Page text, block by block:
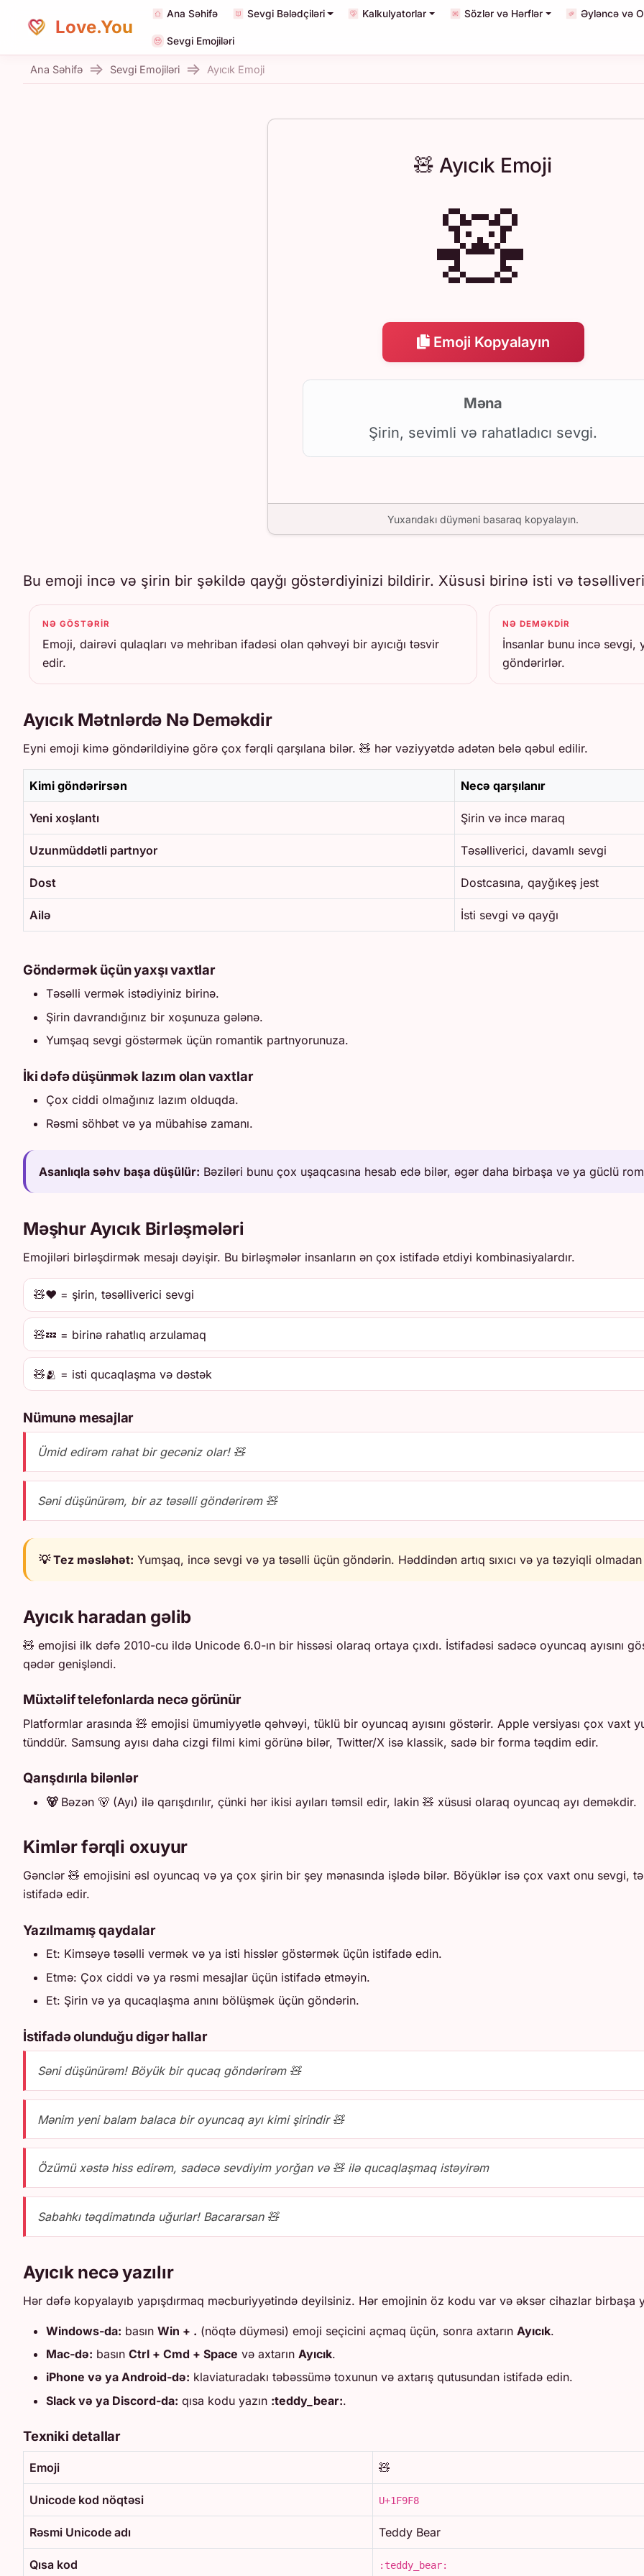
Love.You
Ana Səhifə Sevgi Bələdçiləri Kalkulyatorlar Sözlər və Hərflər Əyləncə və
Sevgi Emojiləri
Ana Səhifə Sevgi Emojiləri Ayıcık Emoji
🧸 Ayıcık Emoji
🧸
Emoji Kopyalayın
Məna
Şirin, sevimli və rahatladıcı sevgi.
Yuxarıdakı düyməni basaraq kopyalayın.
Bu emoji incə və şirin bir şəkildə qayğı göstərdiyinizi bildirir. Xüsusi birinə isti və
NƏ GÖSTƏRIR
Emoji, dairəvi qulaqları və mehriban ifadəsi olan qəhvəyi bir ayıcığı təsvir
edir.
NƏ DEMƏKDIR
İnsanlar bunu incə sevgi,
göndərirlər.
Ayıcık Mətnlərdə Nə Deməkdir
Eyni emoji kimə göndərildiyinə görə çox fərqli qarşılana bilər. 🧸 hər vəziyyətdə adətən belə qəbul edilir.
Kimi göndərirsən Necə qarşılanır
Yeni xoşlantı Şirin və incə maraq
Uzunmüddətli partnyor Təsəlliverici, davamlı sevgi
Dost Dostcasına, qayğıkeş jest
Ailə İsti sevgi və qayğı
Göndərmək üçün yaxşı vaxtlar
Təsəlli vermək istədiyiniz birinə.
Şirin davrandığınız bir xoşunuza gələnə.
Yumşaq sevgi göstərmək üçün romantik partnyorunuza.
İki dəfə düşünmək lazım olan vaxtlar
Çox ciddi olmağınız lazım olduqda.
Rəsmi söhbət və ya mübahisə zamanı.
Asanlıqla səhv başa düşülür: Bəziləri bunu çox uşaqcasına hesab edə bilər, əgər daha birbaşa və ya güclü
Məşhur Ayıcık Birləşmələri
Emojiləri birləşdirmək mesajı dəyişir. Bu birləşmələr insanların ən çox istifadə etdiyi kombinasiyalardır.
🧸❤️ = şirin, təsəlliverici sevgi
🧸💤 = birinə rahatlıq arzulamaq
🧸🫂 = isti qucaqlaşma və dəstək
Nümunə mesajlar
Ümid edirəm rahat bir gecəniz olar! 🧸
Səni düşünürəm, bir az təsəlli göndərirəm 🧸
💡 Tez məsləhət: Yumşaq, incə sevgi və ya təsəlli üçün göndərin. Həddindən artıq sıxıcı və ya təzyiqli
Ayıcık haradan gəlib
🧸 emojisi ilk dəfə 2010-cu ildə Unicode 6.0-ın bir hissəsi olaraq ortaya çıxdı. İstifadəsi sadəcə oyuncaq ayısını
qədər genişləndi.
Müxtəlif telefonlarda necə görünür
Platformlar arasında 🧸 emojisi ümumiyyətlə qəhvəyi, tüklü bir oyuncaq ayısını göstərir. Apple versiyası çox
tünddür. Samsung ayısı daha cizgi filmi kimi görünə bilər, Twitter/X isə klassik, sadə bir forma təqdim edir.
Qarışdırıla bilənlər
🐻Bəzən 🐻 (Ayı) ilə qarışdırılır, çünki hər ikisi ayıları təmsil edir, lakin 🧸 xüsusi olaraq oyuncaq ayı deməkdir.
Kimlər fərqli oxuyur
Gənclər 🧸 emojisini əsl oyuncaq və ya çox şirin bir şey mənasında işlədə bilər. Böyüklər isə çox vaxt onu sevgi,
istifadə edir.
Yazılmamış qaydalar
Et: Kimsəyə təsəlli vermək və ya isti hisslər göstərmək üçün istifadə edin.
Etmə: Çox ciddi və ya rəsmi mesajlar üçün istifadə etməyin.
Et: Şirin və ya qucaqlaşma anını bölüşmək üçün göndərin.
İstifadə olunduğu digər hallar
Səni düşünürəm! Böyük bir qucaq göndərirəm 🧸
Mənim yeni balam balaca bir oyuncaq ayı kimi şirindir 🧸
Özümü xəstə hiss edirəm, sadəcə sevdiyim yorğan və 🧸 ilə qucaqlaşmaq istəyirəm
Sabahkı təqdimatında uğurlar! Bacararsan 🧸
Ayıcık necə yazılır
Hər dəfə kopyalayıb yapışdırmaq məcburiyyətində deyilsiniz. Hər emojinin öz kodu var və əksər cihazlar birbaşa
Windows-da: basın Win + . (nöqtə düyməsi) emoji seçicini açmaq üçün, sonra axtarın Ayıcık.
Mac-də: basın Ctrl + Cmd + Space və axtarın Ayıcık.
iPhone və ya Android-də: klaviaturadakı təbəssümə toxunun və axtarış qutusundan istifadə edin.
Slack və ya Discord-da: qısa kodu yazın :teddy_bear:.
Texniki detallar
Emoji 🧸
Unicode kod nöqtəsi U+1F9F8
Rəsmi Unicode adı Teddy Bear
Qısa kod :teddy_bear: